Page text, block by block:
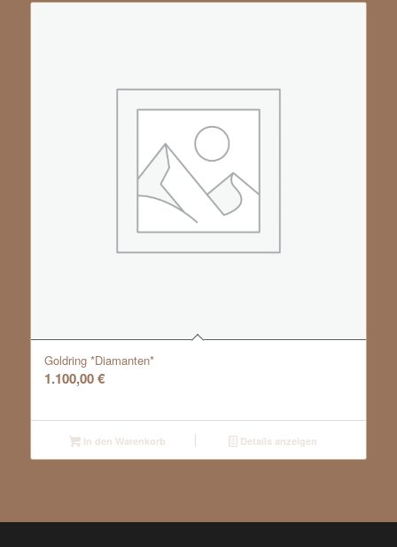
Goldring *Diamanten*
1.100,00€
In den Warenkorb Details anzeigen